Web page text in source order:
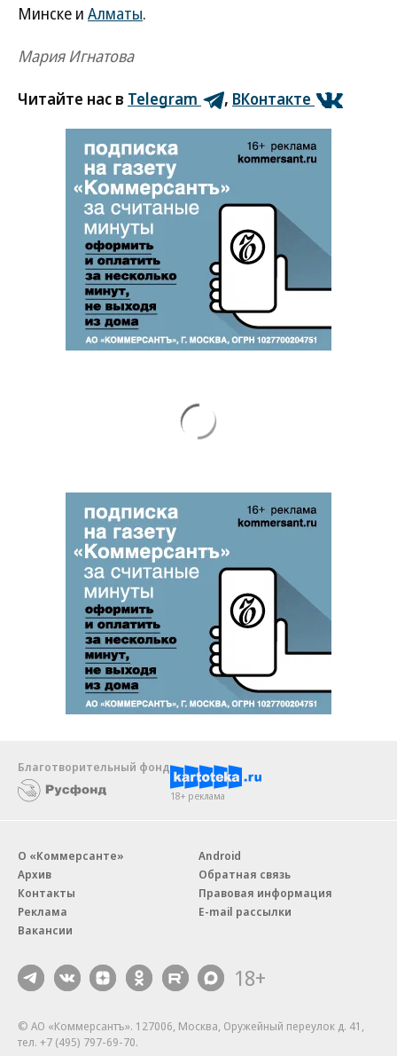
Минске и Алматы.
Мария Игнатова
Читайте нас в Telegram , ВКонтакте
Благотворительный фонд
18+ реклама
О «Коммерсанте»
Архив
Контакты
Реклама
Вакансии
Android
Обратная связь
Правовая информация
E-mail рассылки
18+
© АО «Коммерсантъ». 127006, Москва, Оружейный переулок д. 41,
тел. +7 (495) 797-69-70.